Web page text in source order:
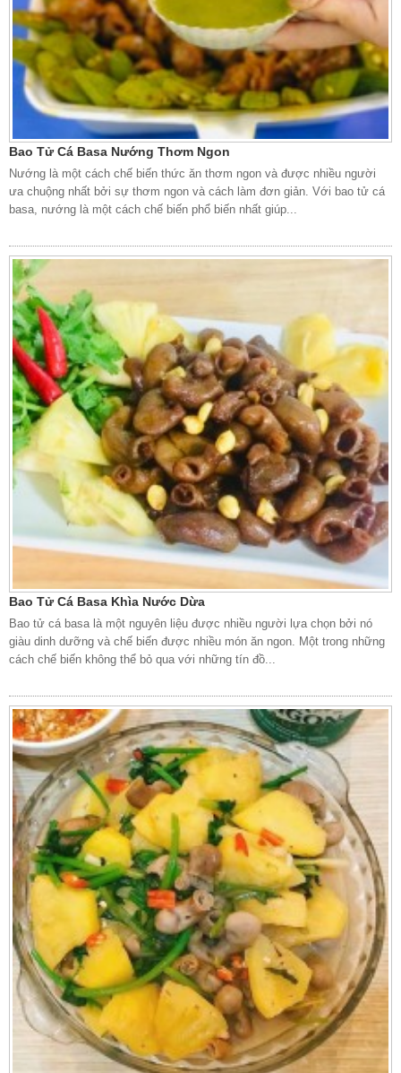
Bao Tử Cá Basa Nướng Thơm Ngon
Nướng là một cách chế biến thức ăn thơm ngon và được nhiều người
ưa chuộng nhất bởi sự thơm ngon và cách làm đơn giản. Với bao tử cá
basa, nướng là một cách chế biến phổ biến nhất giúp...
Bao Tử Cá Basa Khìa Nước Dừa
Bao tử cá basa là một nguyên liệu được nhiều người lựa chọn bởi nó
giàu dinh dưỡng và chế biến được nhiều món ăn ngon. Một trong những
cách chế biến không thể bỏ qua với những tín đồ...